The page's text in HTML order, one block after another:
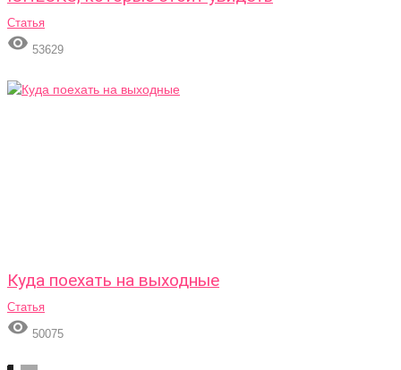
Статья
 53629
Куда поехать на выходные
Статья
 50075